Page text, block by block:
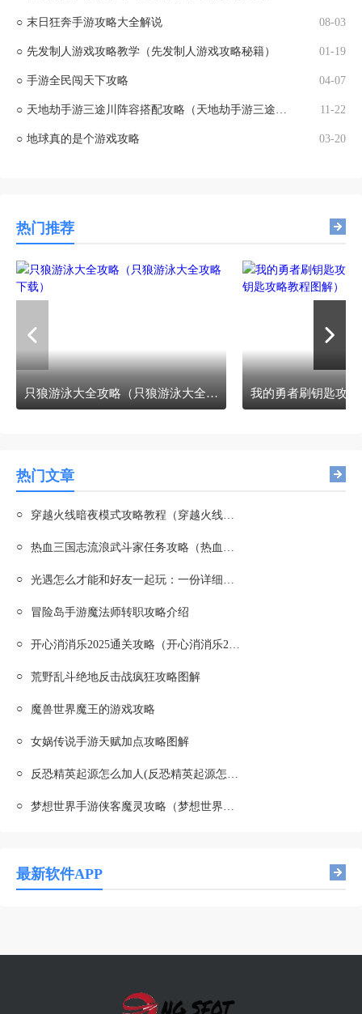
○ 末日狂奔手游攻略大全解说 08-03
○ 先发制人游戏攻略教学（先发制人游戏攻略秘籍） 01-19
○ 手游全民闯天下攻略 04-07
○ 天地劫手游三途川阵容搭配攻略（天地劫手游三途川通关攻略） 11-22
○ 地球真的是个游戏攻略 03-20
热门推荐
只狼游泳大全攻略（只狼游泳大全攻略下载）
热门文章
○ 穿越火线暗夜模式攻略教程（穿越火线暗夜模式攻略教程图文）
○ 热血三国志流浪武斗家任务攻略（热血三国流民是什么兵）
○ 光遇怎么才能和好友一起玩：一份详细的游戏攻略
○ 冒险岛手游魔法师转职攻略介绍
○ 开心消消乐2025通关攻略（开心消消乐2025通关攻略大全）
○ 荒野乱斗绝地反击战疯狂攻略图解
○ 魔兽世界魔王的游戏攻略
○ 女娲传说手游天赋加点攻略图解
○ 反恐精英起源怎么加人(反恐精英起源怎么加机器人)
○ 梦想世界手游侠客魔灵攻略（梦想世界手游侠客魔灵攻略视频）
最新软件APP